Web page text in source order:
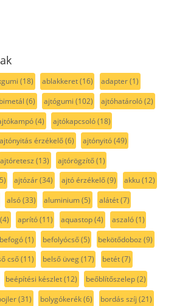
(18) ablakkeret(16) adapter(1)
(6) ajtógumi (102) ajtóhatároló(2)
(4) ajtókapcsoló(18)
ajtónyitás érzékelő(6) ajtónyitó(49)
ajtóretesz (13) ajtórögzítő(1)
ajtózár(34) ajtó érzékelő(9) akku(12)
alsó(33) aluminium(5) alátét(7)
(4) aprító(11) aquastop(4) aszaló(1)
befogó(1) befolyócső(5) bekötődoboz (9)
cső(11) belső üveg(17) betét(7)
beépítési készlet(12) beőblítőszelep(2)
(31) bolygókerék(6) bordás szíj (21)